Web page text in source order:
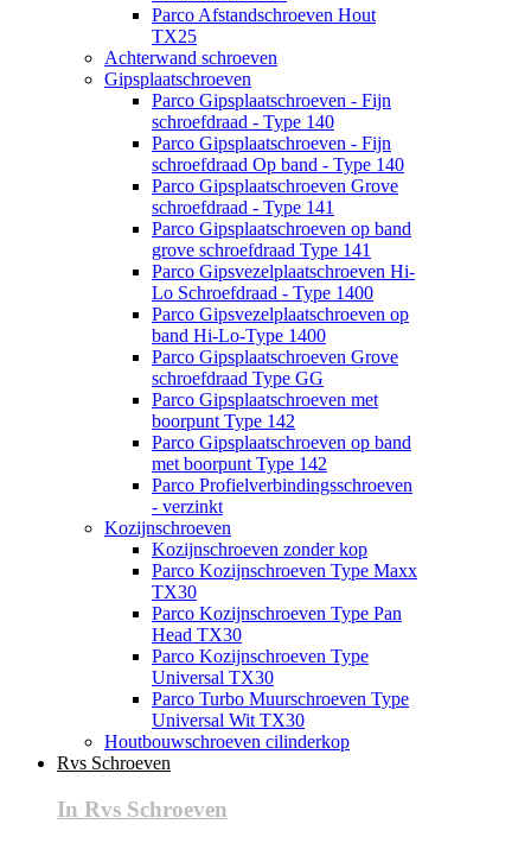
Parco Afstandschroeven Hout
TX25
Achterwand schroeven
Gipsplaatschroeven
Parco Gipsplaatschroeven - Fijn
schroefdraad - Type 140
Parco Gipsplaatschroeven - Fijn
schroefdraad Op band - Type 140
Parco Gipsplaatschroeven Grove
schroefdraad - Type 141
Parco Gipsplaatschroeven op band
grove schroefdraad Type 141
Parco Gipsvezelplaatschroeven Hi-
Lo Schroefdraad - Type 1400
Parco Gipsvezelplaatschroeven op
band Hi-Lo-Type 1400
Parco Gipsplaatschroeven Grove
schroefdraad Type GG
Parco Gipsplaatschroeven met
boorpunt Type 142
Parco Gipsplaatschroeven op band
met boorpunt Type 142
Parco Profielverbindingsschroeven
- verzinkt
Kozijnschroeven
Kozijnschroeven zonder kop
Parco Kozijnschroeven Type Maxx
TX30
Parco Kozijnschroeven Type Pan
Head TX30
Parco Kozijnschroeven Type
Universal TX30
Parco Turbo Muurschroeven Type
Universal Wit TX30
Houtbouwschroeven cilinderkop
Rvs Schroeven
In Rvs Schroeven